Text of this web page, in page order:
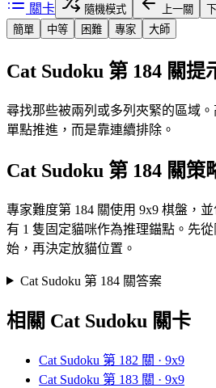
關卡 隨機模式 上一關
簡單
中等 困難 專家 大師
Cat Sudoku 第 184 關提
尋找那些被兩列或多列夾緊的區域
單點推進，而是靠連續排除。
Cat Sudoku 第 184 關策
專家難度第 184 關使用 9x9 棋盤，
有 1 隻固定貓咪作為推理錨點。先
始，再決定放貓位置。
Cat Sudoku 第 184 關答案
相關 Cat Sudoku 關卡
Cat Sudoku 第 182 關 · 9x9
Cat Sudoku 第 183 關 · 9x9